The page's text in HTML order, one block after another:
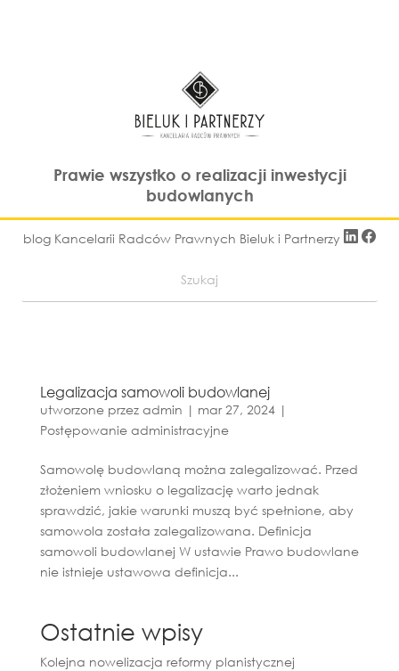
Prawie wszystko o realizacji inwestycji
budowlanych
blog Kancelarii Radców Prawnych Bieluk i Partnerzy
Legalizacja samowoli budowlanej
utworzone przez admin | mar 27, 2024|
Postępowanie administracyjne
Samowolę budowlaną można zalegalizować. Przed
złożeniem wniosku o legalizację warto jednak
sprawdzić, jakie warunki muszą być spełnione, aby
samowola została zalegalizowana. Definicja
samowoli budowlanej W ustawie Prawo budowlane
nie istnieje ustawowa definicja...
Ostatnie wpisy
Kolejna nowelizacja reformy planistycznej